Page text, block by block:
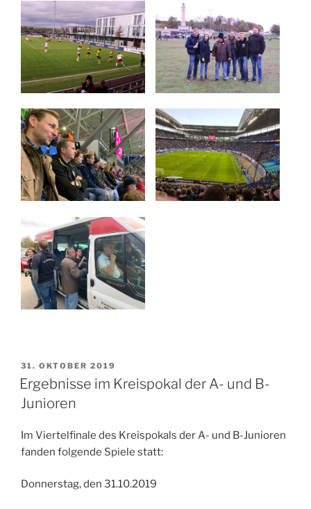
VERÖFFENTLICHT
AM
31. OKTOBER 2019
Ergebnisse im Kreispokal der A- und B-
Junioren
Im Viertelfinale des Kreispokals der A- und B-Junioren
fanden folgende Spiele statt:
Donnerstag, den 31.10.2019